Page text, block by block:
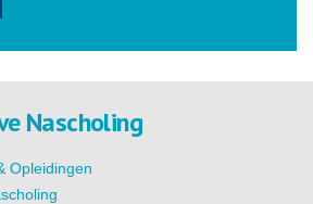
Nascholing
Opleidingen